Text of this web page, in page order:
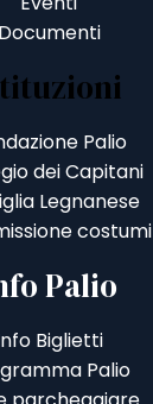
Documenti
Palio
dei Capitani
Legnanese
costumi
Palio
Biglietti
Palio